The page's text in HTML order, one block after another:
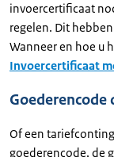
invoercertificaat
regelen. Dit
Wanneer en hoe u
Invoercertificaat
Goederencode
Of een
goederencode, de